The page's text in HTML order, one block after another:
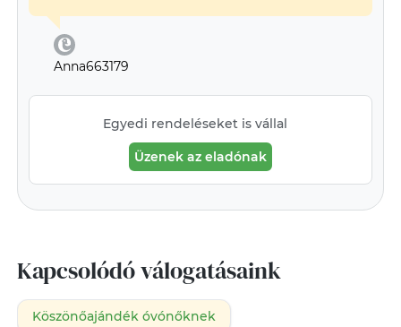
Anna663179
Egyedi rendeléseket is vállal
Üzenek az eladónak
Kapcsolódó válogatásaink
Köszönőajándék óvónőknek